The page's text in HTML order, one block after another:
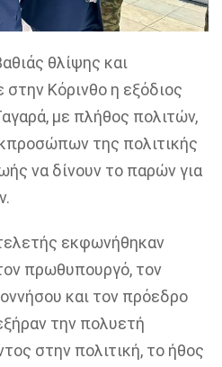
θλίψης και
Κόρινθο η εξόδιος
με πλήθος πολιτών,
της πολιτικής
να δίνουν το παρών για
εκφωνήθηκαν
πρωθυπουργό, τον
και τον πρόεδρο
την πολυετή
στην πολιτική, το ήθος